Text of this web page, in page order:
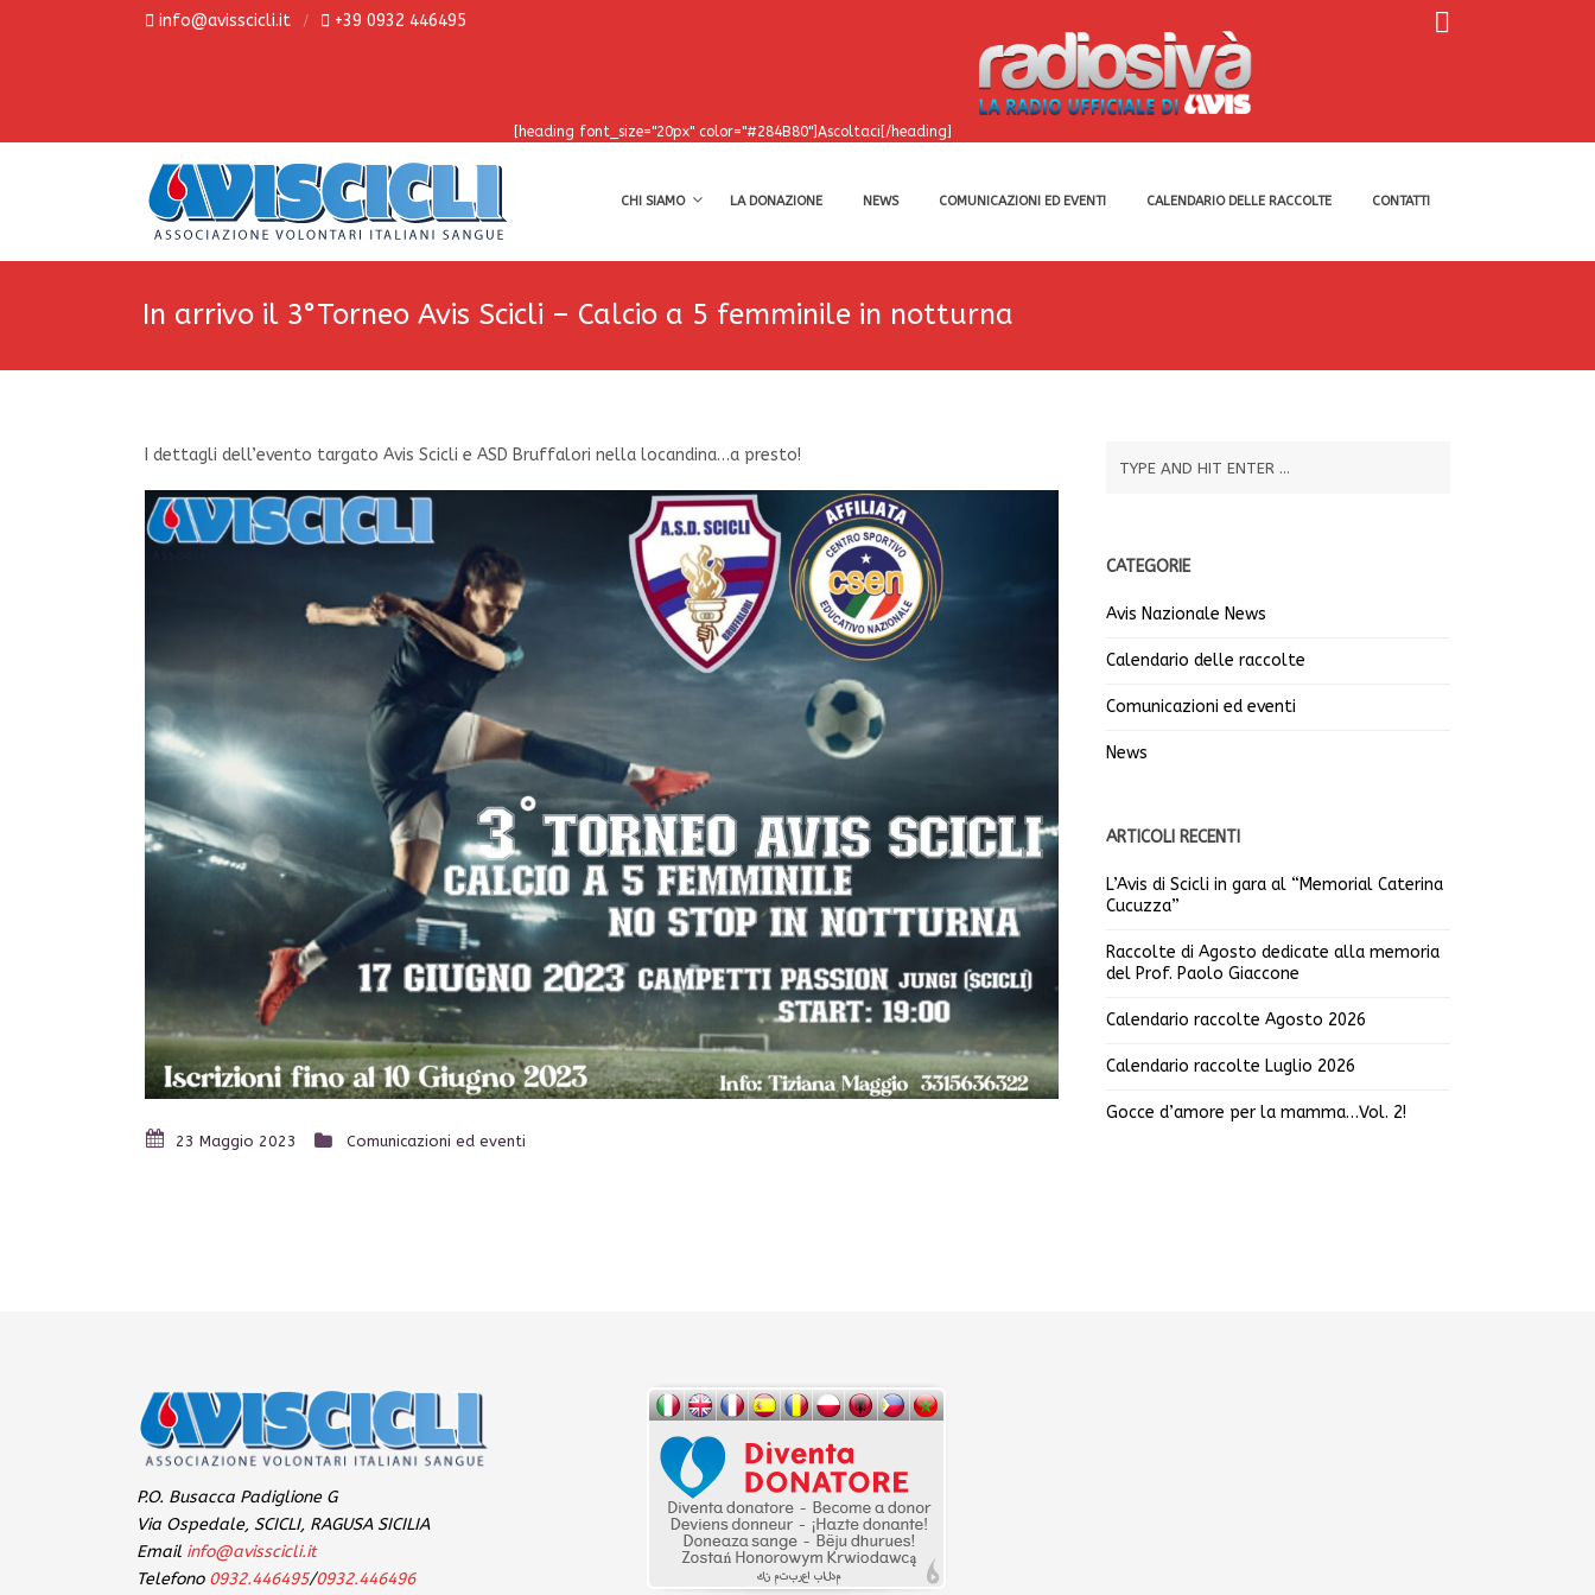
info@avisscicli.it +39 0932 446495
[heading font_size="20px" color="#284B80"]Ascoltaci[/heading]
CHI SIAMO LA DONAZIONE NEWS COMUNICAZIONI ED EVENTI CALENDARIO DELLE RACCOLTE CONTATTI
In arrivo il 3°Torneo Avis Scicli – Calcio a 5 femminile in notturna
I dettagli dell’evento targato Avis Scicli e ASD Bruffalori nella locandina…a presto!
23 Maggio 2023 Comunicazioni ed eventi
CATEGORIE
Avis Nazionale News
Calendario delle raccolte
Comunicazioni ed eventi
News
ARTICOLI RECENTI
L’Avis di Scicli in gara al “Memorial Caterina
Cucuzza”
Raccolte di Agosto dedicate alla memoria
del Prof. Paolo Giaccone
Calendario raccolte Agosto 2026
Calendario raccolte Luglio 2026
Gocce d’amore per la mamma…Vol. 2!
P.O. Busacca Padiglione G
Via Ospedale, SCICLI, RAGUSA SICILIA
Email info@avisscicli.it
Telefono 0932.446495/0932.446496